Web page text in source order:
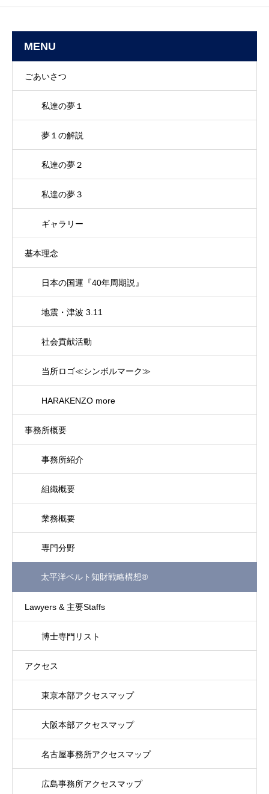
MENU
ごあいさつ
私達の夢１
夢１の解説
私達の夢２
私達の夢３
ギャラリー
基本理念
日本の国運『40年周期説』
地震・津波 3.11
社会貢献活動
当所ロゴ≪シンボルマーク≫
HARAKENZO more
事務所概要
事務所紹介
組織概要
業務概要
専門分野
太平洋ベルト知財戦略構想®
Lawyers & 主要Staffs
博士専門リスト
アクセス
東京本部アクセスマップ
大阪本部アクセスマップ
名古屋事務所アクセスマップ
広島事務所アクセスマップ